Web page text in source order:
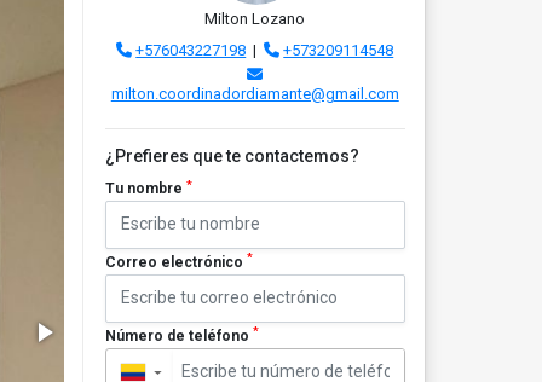
Milton Lozano
+576043227198 | +573209114548
milton.coordinadordiamante@gmail.com
¿Prefieres que te contactemos?
Tu nombre *
Correo electrónico *
Número de teléfono *
▼